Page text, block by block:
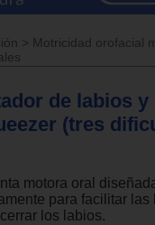
> Motricidad orofacial
de labios y
(tres
motora oral
para facilitar
los labios.